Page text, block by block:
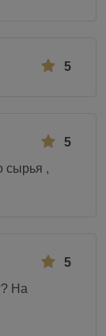
5
5
сырья ,
5
На